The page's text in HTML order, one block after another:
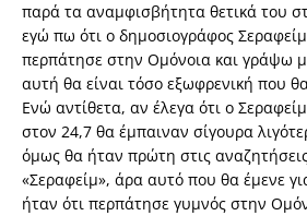
παρά τα αναμφισβήτητα θετικά του
εγώ πω ότι ο δημοσιογράφος
περπάτησε στην Ομόνοια και γράψω
αυτή θα είναι τόσο εξωφρενική που
Ενώ αντίθετα, αν έλεγα ότι ο
στον 24,7 θα έμπαιναν σίγουρα
όμως θα ήταν πρώτη στις
«Σεραφείμ», άρα αυτό που θα έμενε
ήταν ότι περπάτησε γυμνός στην